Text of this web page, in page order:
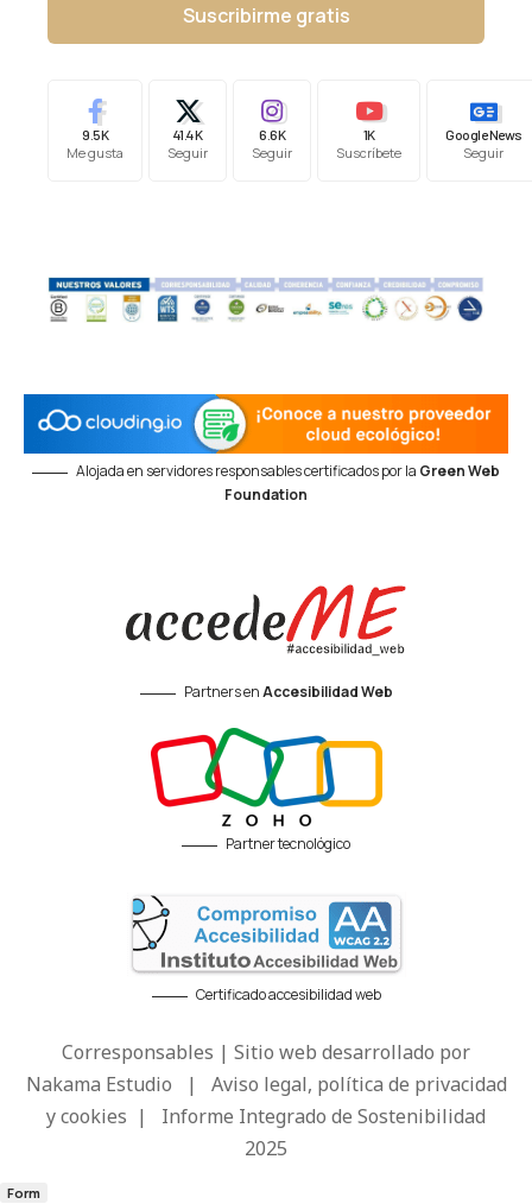
Suscribirme gratis
9.5K
Me gusta
41.4K
Seguir
6.6K
Seguir
1K
Suscríbete
Google News
Seguir
Alojada en servidores responsables certificados por la Green Web
Foundation
Partners enAccesibilidad Web
Partner tecnológico
Certificado accesibilidad web
Corresponsables | Sitio web desarrollado por
Nakama Estudio | Aviso legal, política de privacidad
y cookies | Informe Integrado de Sostenibilidad
2025
Form